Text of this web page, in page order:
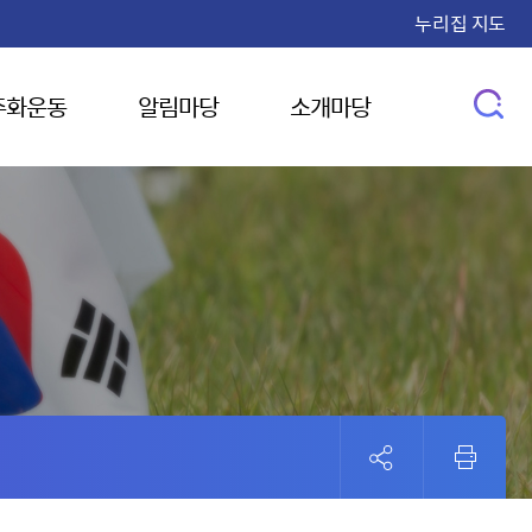
누리집 지도
운동 알림마당 소개마당